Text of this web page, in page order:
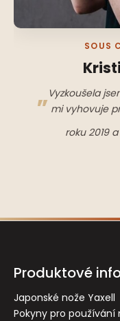
SOUS
Vyzkoušela
mi vyhovuje
roku 2019
Z
Produktové
Japonské nože Yaxell
Pokyny pro používání